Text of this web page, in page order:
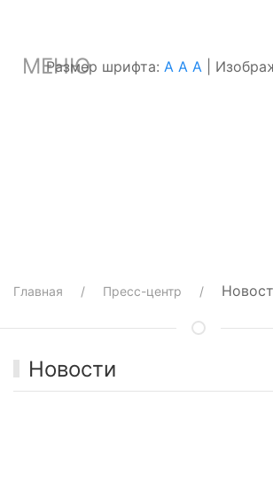
МЕНЮ
Размер шрифта: A A A|
Главная Пресс-центр
Новости